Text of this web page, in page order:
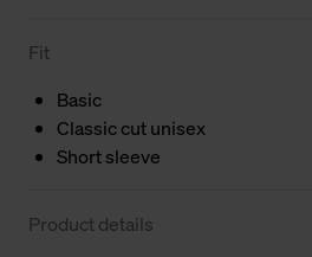
Fit
Basic
Classic cut unisex
Short sleeve
Product details